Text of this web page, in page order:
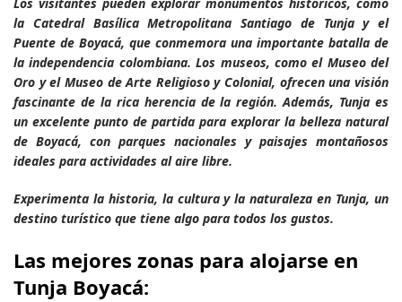
Los visitantes pueden explorar monumentos históricos, como
la Catedral Basílica Metropolitana Santiago de Tunja y el
Puente de Boyacá, que conmemora una importante batalla de
la independencia colombiana. Los museos, como el Museo del
Oro y el Museo de Arte Religioso y Colonial, ofrecen una visión
fascinante de la rica herencia de la región. Además, Tunja es
un excelente punto de partida para explorar la belleza natural
de Boyacá, con parques nacionales y paisajes montañosos
ideales para actividades al aire libre.
Experimenta la historia, la cultura y la naturaleza en Tunja, un
destino turístico que tiene algo para todos los gustos.
Las mejores zonas para alojarse en
Tunja Boyacá: